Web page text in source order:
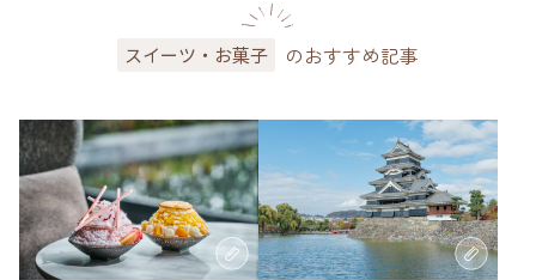
スイーツ・お菓子 のおすすめ記事